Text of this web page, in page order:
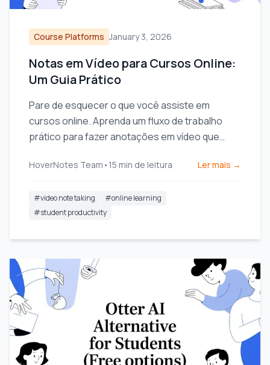
Course Platforms January 3, 2026
Notas em Vídeo para Cursos Online:
Um Guia Prático
Pare de esquecer o que você assiste em
cursos online. Aprenda um fluxo de trabalho
prático para fazer anotações em vídeo que
base de conhecimento.
HoverNotes Team • 15 min de leitura Ler mais →
#video note taking #online learning
#student productivity